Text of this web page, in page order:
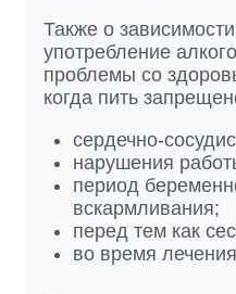
Также о
употребление
проблемы со
когда пить
сердечно-
нарушения
период
вскармливания;
перед тем как
во время